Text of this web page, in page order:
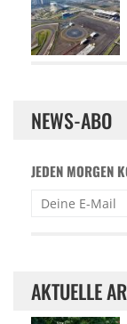
NEWS-ABO
JEDEN MORGEN
AKTUELLE